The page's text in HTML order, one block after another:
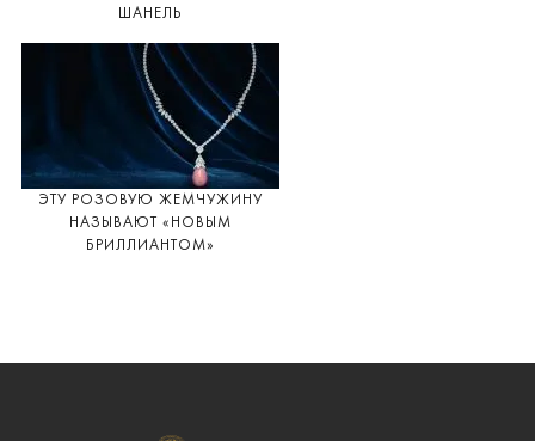
ШАНЕЛЬ
ЭТУ РОЗОВУЮ ЖЕМЧУЖИНУ
НАЗЫВАЮТ «НОВЫМ
БРИЛЛИАНТОМ»